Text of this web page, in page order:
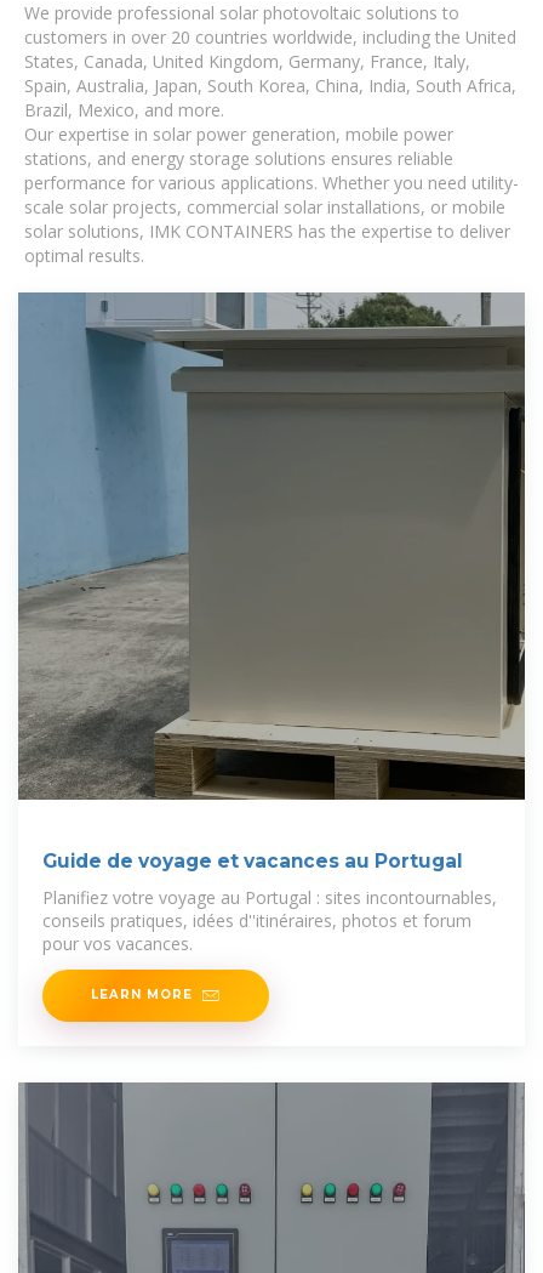
We provide professional solar photovoltaic solutions to
customers in over 20 countries worldwide, including the United
States, Canada, United Kingdom, Germany, France, Italy,
Spain, Australia, Japan, South Korea, China, India, South Africa,
Brazil, Mexico, and more.
Our expertise in solar power generation, mobile power
stations, and energy storage solutions ensures reliable
performance for various applications. Whether you need utility-
scale solar projects, commercial solar installations, or mobile
solar solutions, IMK CONTAINERS has the expertise to deliver
optimal results.
Guide de voyage et vacances au Portugal
Planifiez votre voyage au Portugal : sites incontournables,
conseils pratiques, idées d''itinéraires, photos et forum
pour vos vacances.
LEARN MORE